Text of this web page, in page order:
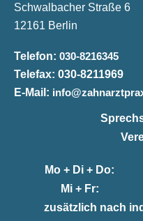
Schwalbacher Straße 6
12161 Berlin
Telefon: 030-8216345
Telefax: 030-8211969
E-Mail:
Mo + Di + Do:
Mi + Fr:
zusätzlich nach